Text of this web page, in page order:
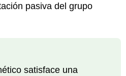
pasiva del grupo
satisface una